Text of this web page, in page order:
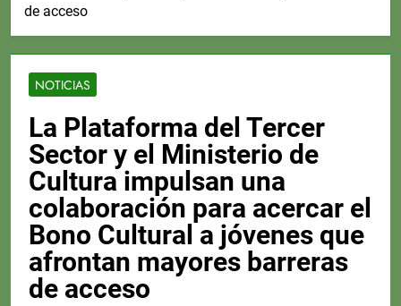
de acceso
NOTICIAS
La Plataforma del Tercer
Sector y el Ministerio de
Cultura impulsan una
colaboración para acercar el
Bono Cultural a jóvenes que
afrontan mayores barreras
de acceso